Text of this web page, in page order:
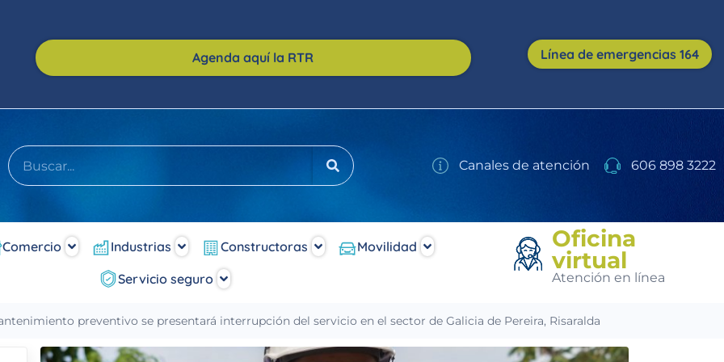
Agenda aquí la RTR Línea de emergencias 164
Canales de atención 606 898 3222
Comercio Industrias Constructoras
Movilidad
Servicio seguro
Oficina
virtual
Atención en línea
preventivo se presentará interrupción del servicio en el sector de Galicia de Pereira, Risaralda